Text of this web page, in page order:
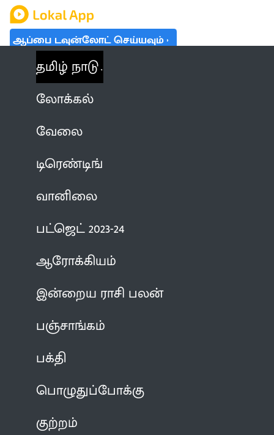
ஆப்பை டவுன்லோட் செய்யவும்
தமிழ் நாடு
லோக்கல்
வேலை
டிரெண்டிங்
வானிலை
பட்ஜெட் 2023-24
ஆரோக்கியம்
இன்றைய ராசி பலன்
பஞ்சாங்கம்
பக்தி
பொழுதுப்போக்கு
குற்றம்